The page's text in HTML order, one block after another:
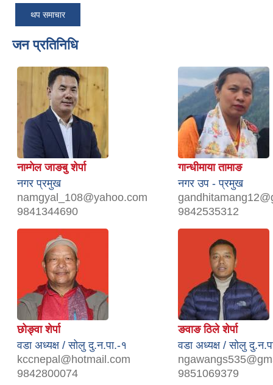
थप समाचार
जन प्रतिनिधि
नाम्गेल जाङबु शेर्पा
नगर प्रमुख
namgyal_108@yahoo.com
9841344690
गान्धीमाया तामाङ
नगर उप - प्रमुख
9842535312
छोङ्वा शेर्पा
वडा अध्यक्ष / सोलु दु.न.पा.-१
kccnepal@hotmail.com
9842800074
ङवाङ ठिले शेर्पा
वडा अध्यक्ष / सोलु
9851069379